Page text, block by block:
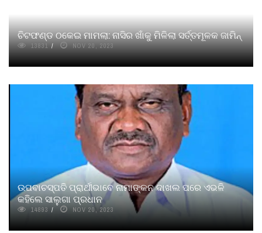
ଚିଟଫଣ୍ଡ ଠକେଇ ମାମଲା: ନାସିର ଖାଁକୁ ମିଳିଲା ସର୍ତ୍ତମୂଳକ ଜାମିନ୍
13831 NOV 20, 2023
ଉପବାଚସ୍ପତି ପ୍ରାର୍ଥୀଭାବେ ନାମାଙ୍କନ ଦାଖଲ ପରେ ଏଭଳି
କହିଲେ ସାଲୁଗା ପ୍ରଧାନ
14893 NOV 20, 2023